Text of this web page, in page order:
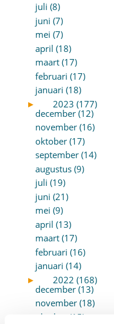
juli (8)
juni (7)
mei (7)
april (18)
maart (17)
februari (17)
januari (18)
►
2023 (177)
december (12)
november (16)
oktober (17)
september (14)
augustus (9)
juli (19)
juni (21)
mei (9)
april (13)
maart (17)
februari (16)
januari (14)
►
2022 (168)
december (13)
november (18)
oktober (15)